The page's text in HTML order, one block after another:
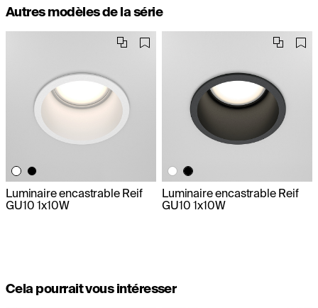
Autres modèles de la série
Luminaire encastrable Reif
GU10 1x10W
Luminaire encastrable Reif
GU10 1x10W
Cela pourrait vous intéresser